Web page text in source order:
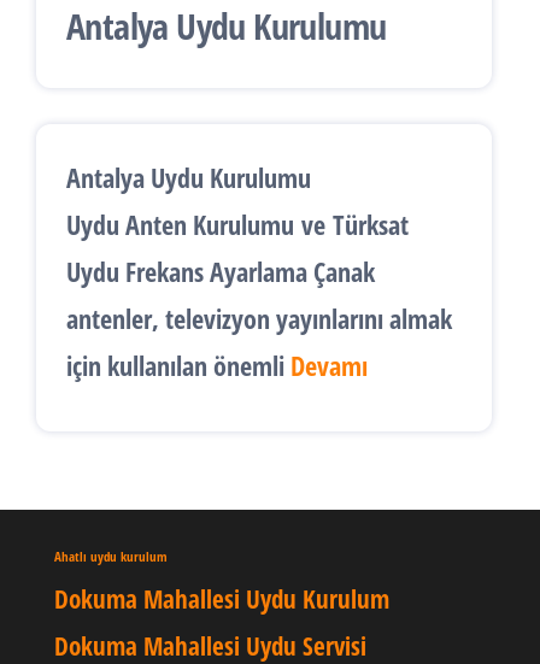
Antalya Uydu Kurulumu
Antalya Uydu Kurulumu
Uydu Anten Kurulumu ve Türksat
Uydu Frekans Ayarlama Çanak
antenler, televizyon yayınlarını almak
için kullanılan önemli Devamı
Ahatlı uydu kurulum
Dokuma Mahallesi Uydu Kurulum
Dokuma Mahallesi Uydu Servisi